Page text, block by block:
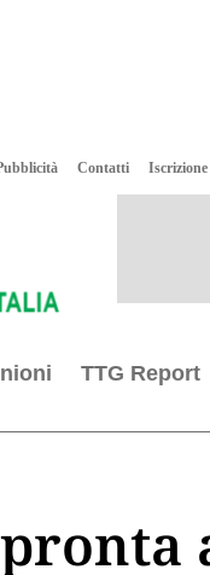
Contatti
TTG Report